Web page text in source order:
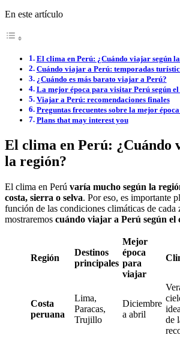
En este artículo
El clima en Perú: ¿Cuándo viajar según
Cuándo viajar a Perú: temporadas
¿Cuándo es más barato viajar a Perú?
La mejor época para visitar Perú según el
Viajar a Perú: recomendaciones finales
Preguntas frecuentes sobre la mejor
Plans that may interest you
El clima en Perú: ¿Cuándo
la región?
El clima en Perú varía mucho según la
costa, sierra o selva. Por eso, es importante
función de las condiciones climáticas de cada
mostraremos cuándo viajar a Perú según el
Región
Destinos
principales
Mejor
época
para
viajar
Costa
peruana
Lima,
Paracas,
Trujillo
Diciembre
a abril
de